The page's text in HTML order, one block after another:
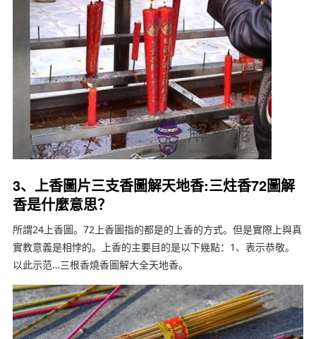
3、上香圖片三支香圖解天地香:三炷香72圖解
香是什麼意思？
所謂24上香圖。72上香圖指的都是的上香的方式。但是實際上與真
實教意義是相悖的。上香的主要目的是以下幾點：1、表示恭敬。
以此示范…三根香燒香圖解大全天地香。